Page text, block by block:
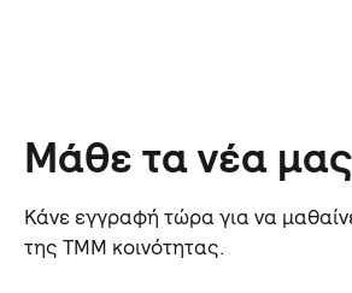
Μάθε τα νέα
Κάνε εγγραφή τώρα για να
της TMM κοινότητας.